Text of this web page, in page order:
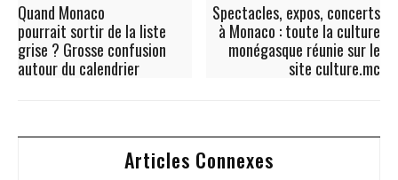
Quand Monaco
pourrait sortir de la liste
grise ? Grosse confusion
autour du calendrier
Spectacles, expos, concerts
à Monaco : toute la culture
monégasque réunie sur le
site culture.mc
Articles Connexes